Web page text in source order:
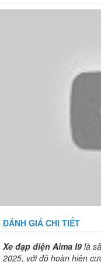
ĐÁNH GIÁ CHI TIẾT
Xe đạp điện Aima I9 là
2025, với độ hoàn hiện